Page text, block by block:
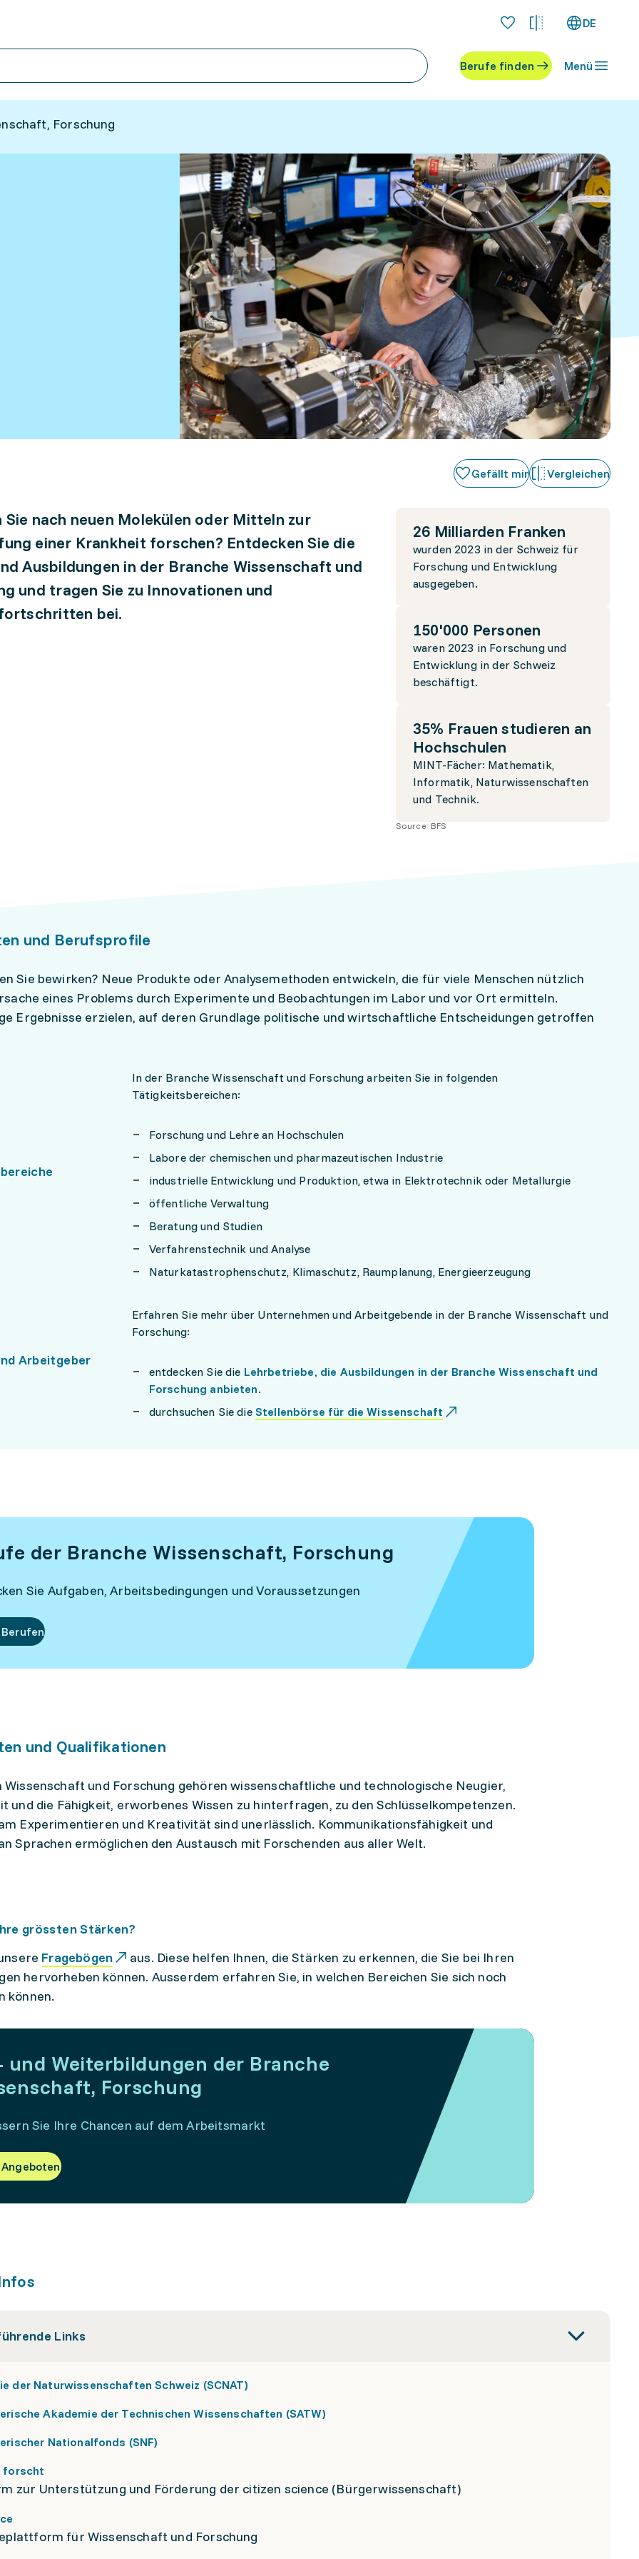
DE
Berufe finden Menü
Forschung
Gefällt mir Vergleichen
26 Milliarden Franken
wurden 2023 in der Schweiz für
Forschung und Entwicklung
ausgegeben.
150'000 Personen
waren 2023 in Forschung und
Entwicklung in der Schweiz
beschäftigt.
35% Frauen studieren an
Hochschulen
MINT-Fächer: Mathematik,
Informatik, Naturwissenschaften
und Technik.
Source: BFS
Sie nach neuen Molekülen oder Mitteln zur
einer Krankheit forschen? Entdecken Sie die
Ausbildungen in der Branche Wissenschaft und
und tragen Sie zu Innovationen und
bei.
und Berufsprofile
Sie bewirken? Neue Produkte oder Analysemethoden entwickeln, die für viele Menschen nützlich
eines Problems durch Experimente und Beobachtungen im Labor und vor Ort ermitteln.
Ergebnisse erzielen, auf deren Grundlage politische und wirtschaftliche Entscheidungen getroffen
In der Branche Wissenschaft und Forschung arbeiten Sie in folgenden
Tätigkeitsbereichen:
Forschung und Lehre an Hochschulen
Labore der chemischen und pharmazeutischen Industrie
industrielle Entwicklung und Produktion, etwa in Elektrotechnik oder Metallurgie
öffentliche Verwaltung
Beratung und Studien
Verfahrenstechnik und Analyse
Naturkatastrophenschutz, Klimaschutz, Raumplanung, Energieerzeugung
Arbeitgeber
Erfahren Sie mehr über Unternehmen und Arbeitgebende in der Branche Wissenschaft und
Forschung:
entdecken Sie die Lehrbetriebe, die Ausbildungen in der Branche Wissenschaft und
Forschung anbieten.
durchsuchen Sie die Stellenbörse für die Wissenschaft
der Branche Wissenschaft, Forschung
Sie Aufgaben, Arbeitsbedingungen und Voraussetzungen
und Qualifikationen
Wissenschaft und Forschung gehören wissenschaftliche und technologische Neugier,
und die Fähigkeit, erworbenes Wissen zu hinterfragen, zu den Schlüsselkompetenzen.
Experimentieren und Kreativität sind unerlässlich. Kommunikationsfähigkeit und
Sprachen ermöglichen den Austausch mit Forschenden aus aller Welt.
grössten Stärken?
Fragebögen
aus. Diese helfen Ihnen, die Stärken zu erkennen, die Sie bei Ihren
hervorheben können. Ausserdem erfahren Sie, in welchen Bereichen Sie sich noch
können.
und Weiterbildungen der Branche
Forschung
Sie Ihre Chancen auf dem Arbeitsmarkt
Links
der Naturwissenschaften Schweiz (SCNAT)
Akademie der Technischen Wissenschaften (SATW)
Nationalfonds (SNF)
forscht
zur Unterstützung und Förderung der citizen science (Bürgerwissenschaft)
für Wissenschaft und Forschung